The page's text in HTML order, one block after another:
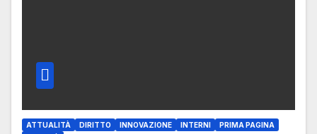
ATTUALITÀ DIRITTO INNOVAZIONE INTERNI
PRIMA PAGINA